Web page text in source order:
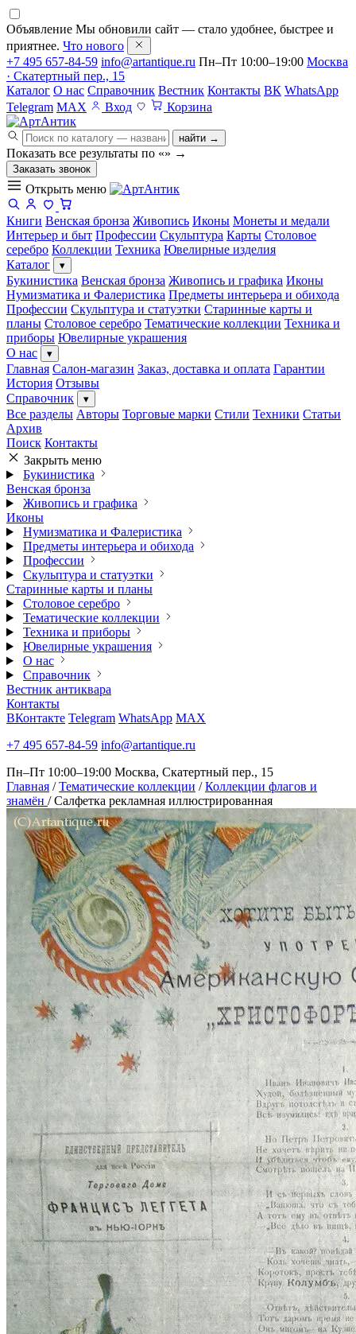
Объявление Мы обновили сайт — стало удобнее, быстрее и
приятнее. Что нового
+7 495 657-84-59 info@artantique.ru Пн–Пт 10:00–19:00 Москва
· Скатертный пер., 15
Каталог О нас Справочник Вестник Контакты ВК WhatsApp
Telegram MAX Вход Корзина
найти →
Показать все результаты по «» →
Заказать звонок
Открыть меню
Книги Венская бронза Живопись Иконы Монеты и медали
Интерьер и быт Профессии Скульптура Карты Столовое
серебро Коллекции Техника Ювелирные изделия
Каталог
▾
Букинистика Венская бронза Живопись и графика Иконы
Нумизматика и Фалеристика Предметы интерьера и обихода
Профессии Скульптура и статуэтки Старинные карты и
планы Столовое серебро Тематические коллекции Техника и
приборы Ювелирные украшения
О нас
▾
Главная Салон-магазин Заказ, доставка и оплата Гарантии
История Отзывы
Справочник
▾
Все разделы Авторы Торговые марки Стили Техники Статьи
Архив
Поиск Контакты
Закрыть меню
Букинистика
Венская бронза
Живопись и графика
Иконы
Нумизматика и Фалеристика
Предметы интерьера и обихода
Профессии
Скульптура и статуэтки
Старинные карты и планы
Столовое серебро
Тематические коллекции
Техника и приборы
Ювелирные украшения
О нас
Справочник
Вестник антиквара
Контакты
ВКонтакте Telegram WhatsApp MAX
+7 495 657-84-59 info@artantique.ru
Пн–Пт 10:00–19:00 Москва, Скатертный пер., 15
Главная / Тематические коллекции / Коллекции флагов и
знамён / Салфетка рекламная иллюстрированная